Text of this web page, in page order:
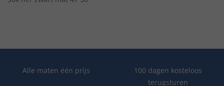
Alle maten één prijs
100 dagen kosteloos
terugsturen